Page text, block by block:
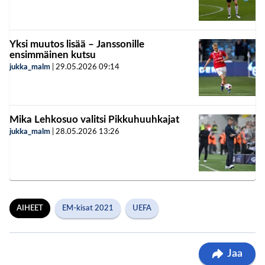
Yksi muutos lisää – Janssonille
ensimmäinen kutsu
jukka_malm 29.05.2026 09:14
Mika Lehkosuo valitsi Pikkuhuuhkajat
jukka_malm 28.05.2026 13:26
AIHEET EM-kisat 2021 UEFA
Jaa